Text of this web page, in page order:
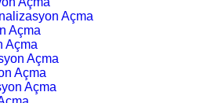
Açma
Açma
Açma
Açma
Açma
Açma